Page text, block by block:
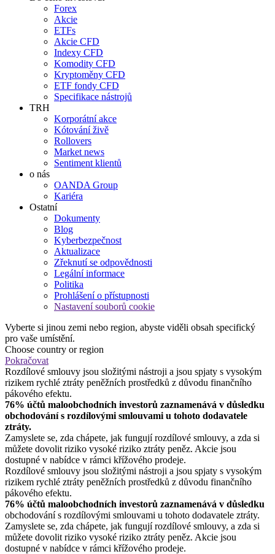
Forex
Akcie
ETFs
Akcie CFD
Indexy CFD
Komodity CFD
Kryptoměny CFD
ETF fondy CFD
Specifikace nástrojů
TRH
Korporátní akce
Kótování živě
Rollovers
Market news
Sentiment klientů
o nás
OANDA Group
Kariéra
Ostatní
Dokumenty
Blog
Kyberbezpečnost
Aktualizace
Zřeknutí se odpovědnosti
Legální informace
Politika
Prohlášení o přístupnosti
Nastavení souborů cookie
Vyberte si jinou zemi nebo region, abyste viděli obsah specifický
pro vaše umístění.
Choose country or region
Pokračovat
Rozdílové smlouvy jsou složitými nástroji a jsou spjaty s vysokým
rizikem rychlé ztráty peněžních prostředků z důvodu finančního
pákového efektu.
76% účtů maloobchodních investorů zaznamenává v důsledku
obchodování s rozdílovými smlouvami u tohoto dodavatele
ztráty.
Zamyslete se, zda chápete, jak fungují rozdílové smlouvy, a zda si
můžete dovolit riziko vysoké riziko ztráty peněz. Akcie jsou
dostupné v nabídce v rámci křížového prodeje.
Rozdílové smlouvy jsou složitými nástroji a jsou spjaty s vysokým
rizikem rychlé ztráty peněžních prostředků z důvodu finančního
pákového efektu.
76% účtů maloobchodních investorů zaznamenává v důsledku
obchodování s rozdílovými smlouvami u tohoto dodavatele ztráty.
Zamyslete se, zda chápete, jak fungují rozdílové smlouvy, a zda si
můžete dovolit riziko vysoké riziko ztráty peněz. Akcie jsou
dostupné v nabídce v rámci křížového prodeje.